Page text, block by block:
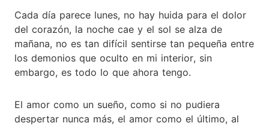
Cada día parece lunes, no hay huida para el dolor
del corazón, la noche cae y el sol se alza de
mañana, no es tan difícil sentirse tan pequeña entre
los demonios que oculto en mi interior, sin
embargo, es todo lo que ahora tengo.
El amor como un sueño, como si no pudiera
despertar nunca más, el amor como el último, al